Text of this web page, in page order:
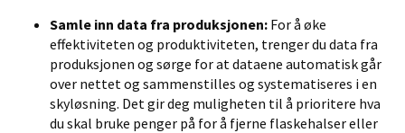
Samle inn data fra produksjonen: For å øke
effektiviteten og produktiviteten, trenger du data fra
produksjonen og sørge for at dataene automatisk går
over nettet og sammenstilles og systematiseres i en
skyløsning. Det gir deg muligheten til å prioritere hva
du skal bruke penger på for å fjerne flaskehalser eller